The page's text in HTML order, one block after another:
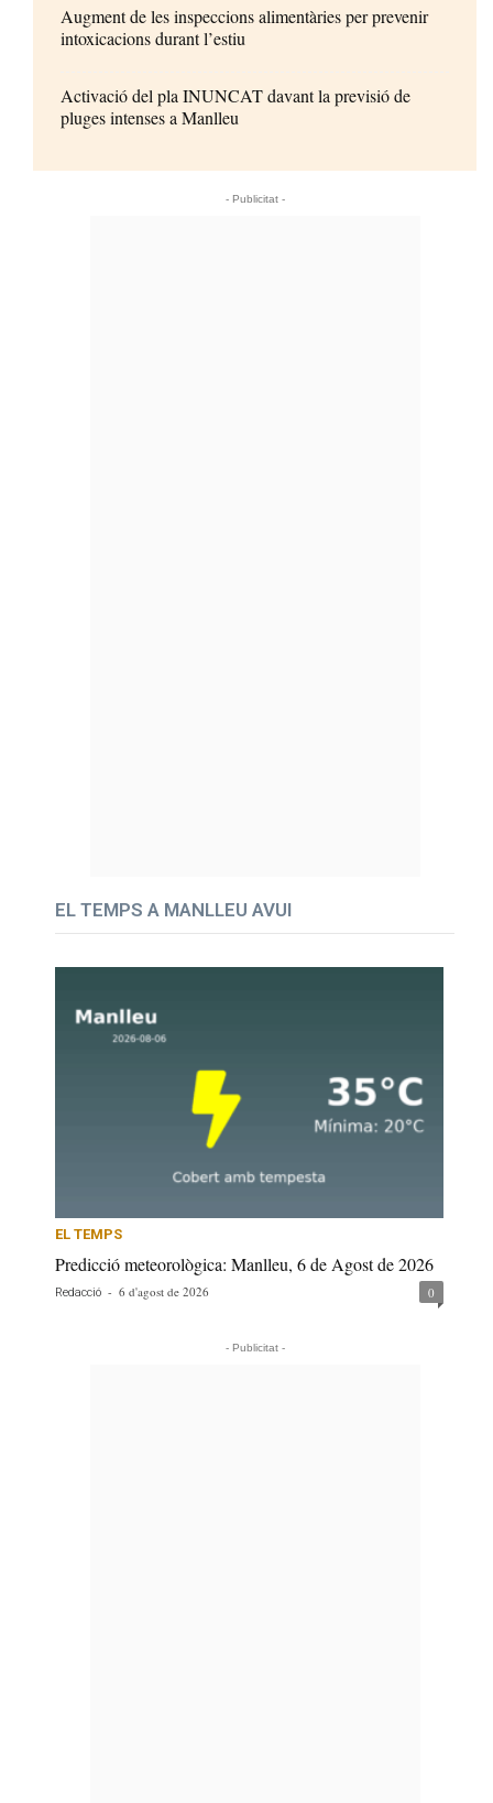
Augment de les inspeccions alimentàries per prevenir
intoxicacions durant l’estiu
Activació del pla INUNCAT davant la previsió de
pluges intenses a Manlleu
- Publicitat -
EL TEMPS A MANLLEU AVUI
EL TEMPS
Predicció meteorològica: Manlleu, 6 de Agost de 2026
Redacció - 6 d'agost de 2026 0
- Publicitat -